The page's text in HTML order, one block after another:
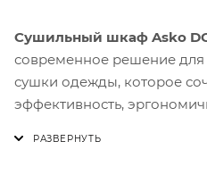
Сушильный шкаф Asko
современное решение
сушки одежды, которое
эффективность,